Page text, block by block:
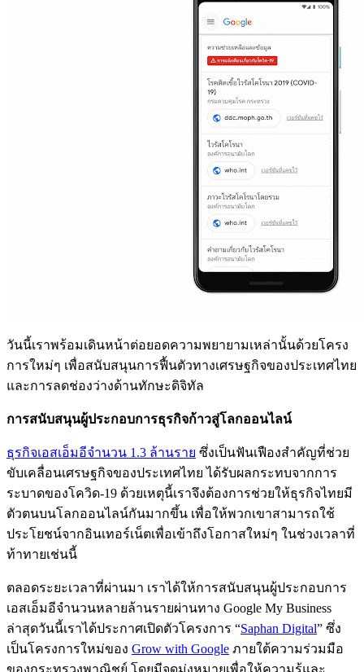
วันนี้เราพร้อมเดินหน้าต่อยอดความพยายามเหล่านั้นด้วยโครง
การใหม่ๆ เพื่อสนับสนุนการฟื้นตัวทางเศรษฐกิจของประเทศไทย
และการลดช่องว่างด้านทักษะดิจิทัล
การสนับสนุนผู้ประกอบการธุรกิจก้าวสู่โลกออนไลน์
ธุรกิจเอสเอ็มอีจำนวน 1.3 ล้านราย ซึ่งเป็นฟันเฟืองสำคัญที่ช่วย
ขับเคลื่อนเศรษฐกิจของประเทศไทย ได้รับผลกระทบจากการ
ระบาดของโควิด-19 ด้วยเหตุนี้เราจึงต้องการช่วยให้ธุรกิจไทยมี
ตัวตนบนโลกออนไลน์กันมากขึ้น เพื่อให้พวกเขาสามารถใช้
ประโยชน์จากอินเทอร์เน็ตเพื่อเข้าถึงโอกาสใหม่ๆ ในช่วงเวลาที่
ท้าทายเช่นนี้
ตลอดระยะเวลาที่ผ่านมา เราได้ให้การสนับสนุนผู้ประกอบการ
เอสเอ็มอีจำนวนหลายล้านรายผ่านทาง Google My Business
ล่าสุดวันนี้เราได้ประกาศเปิดตัวโครงการ “Saphan Digital” ซึ่ง
เป็นโครงการใหม่ของ Grow with Google ภายใต้ความร่วมมือ